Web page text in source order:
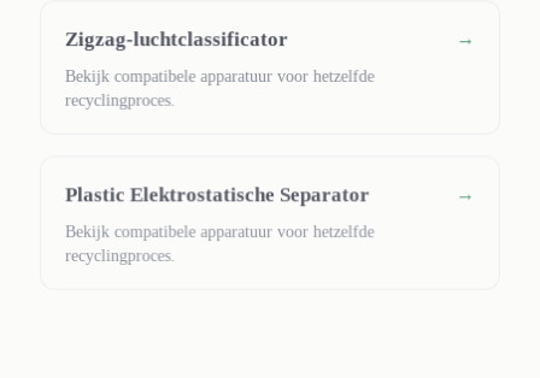
Zigzag-luchtclassificator
Bekijk compatibele apparatuur voor hetzelfde
recyclingproces.
→
Plastic Elektrostatische Separator
Bekijk compatibele apparatuur voor hetzelfde
recyclingproces.
→